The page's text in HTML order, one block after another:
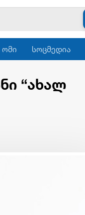
ომი სოცმედია
“ახალ